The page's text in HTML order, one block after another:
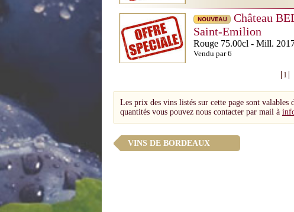
Château
Saint-Emilion
Rouge 75.00cl - Mill.
Vendu par 6
1
Les prix des vins listés sur cette page sont
quantités vous pouvez nous contacter par mail à
VINS DE BORDEAUX